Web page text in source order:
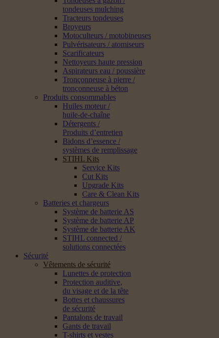
tondeuses mulching
Tracteurs tondeuses
Broyeurs
Motoculteurs / motobineuses
Pulvérisateurs / atomiseurs
Scarificateurs
Nettoyeurs haute pression
Aspirateurs eau / poussière
Tronçonneuse à pierre /
tronçonneuse à béton
Produits consommables
Huiles moteur /
huile-de-chaîne
Détergents /
Produits d’entretien
Bidons d’essence /
systèmes de remplissage
STIHL Kits
Service Kits
Cut Kits
Upgrade Kits
Care & Clean Kits
Batteries et chargeurs
Système de batterie AS
Système de batterie AP
Système de batterie AK
STIHL connected /
solutions connectées
Sécurité
Vêtements de sécurité
Lunettes de protection
Protection auditive,
du visage et de la tête
Bottes et chaussures
de sécurité
Pantalons de travail
Gants de travail
T-shirts et vestes